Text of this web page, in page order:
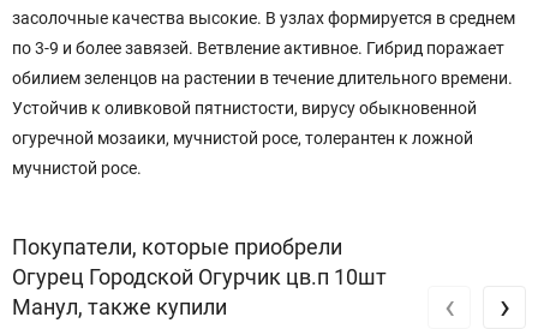
засолочные качества высокие. В узлах формируется в среднем
по 3-9 и более завязей. Ветвление активное. Гибрид поражает
обилием зеленцов на растении в течение длительного времени.
Устойчив к оливковой пятнистости, вирусу обыкновенной
огуречной мозаики, мучнистой росе, толерантен к ложной
мучнистой росе.
Покупатели, которые приобрели
Огурец Городской Огурчик цв.п 10шт
Манул, также купили
‹ ›